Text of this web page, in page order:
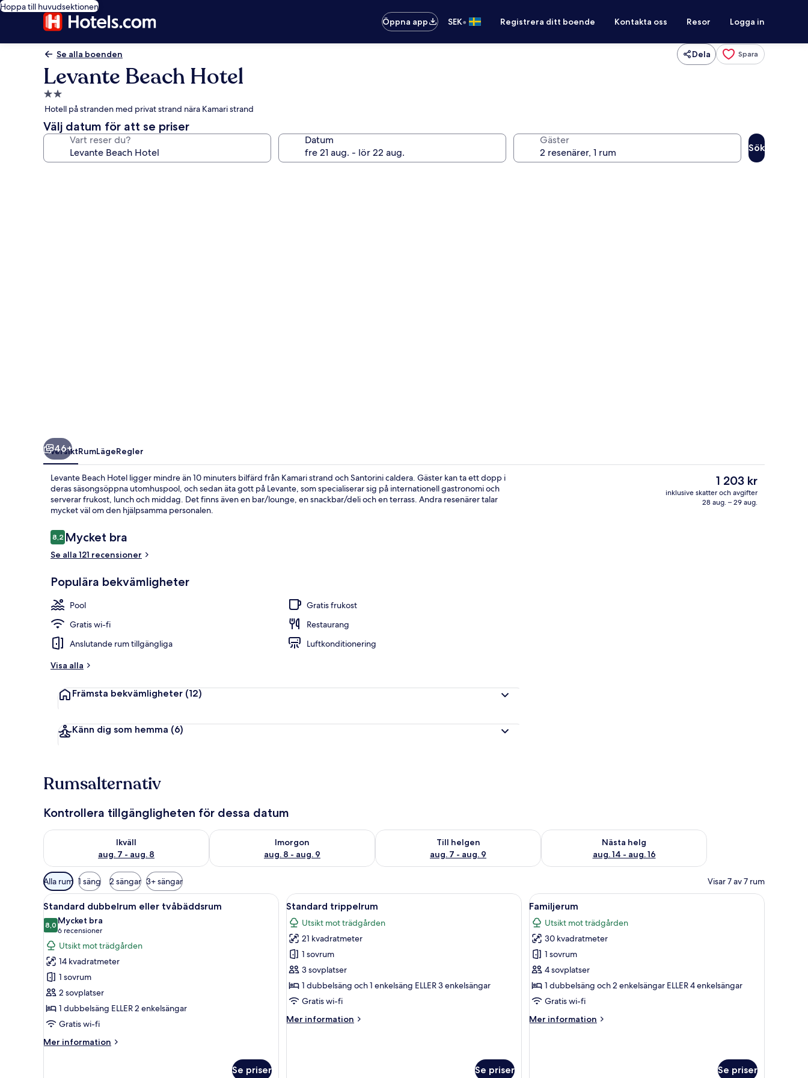
Hoppa till huvudsektionen
Öppna app
SEK• Registrera ditt boende Kontakta oss Resor Logga in
Se alla boenden Dela Spara
Levante Beach Hotel
2.0-
stjärnigt
boende
Hotell på stranden med privat strand nära Kamari strand
Välj datum för att se priser
Vart reser du? Datum Gäster
Sök
46+
ÖversiktRumLägeRegler
Levante Beach Hotel ligger mindre än 10 minuters bilfärd från Kamari strand och Santorini caldera. Gäster kan ta ett dopp i
deras säsongsöppna utomhuspool, och sedan äta gott på Levante, som specialiserar sig på internationell gastronomi och
serverar frukost, lunch och middag. Det finns även en bar/lounge, en snackbar/deli och en terrass. Andra resenärer talar
mycket väl om den hjälpsamma personalen.
Recensioner
8,28,2 av 10,
Mycket bra
Se alla 121 recensioner
Populära bekvämligheter
Pool
Gratis frukost
Gratis wi-fi
Restaurang
Anslutande rum tillgängliga
Luftkonditionering
Visa alla
Främsta bekvämligheter (12)
Känn dig som hemma (6)
Det
nuvarande
priset
1 203 kr
inklusive skatter och avgifter
28 aug. – 29 aug.
Rumsalternativ
Kontrollera tillgängligheten för dessa datum
Ikväll
aug. 7 - aug. 8
Kontrollera tillgängligheten för ikväll aug. 7 - aug. 8
Imorgon
aug. 8 - aug. 9
Kontrollera tillgängligheten för imorgon aug. 8 - aug. 9
Till helgen
aug. 7 - aug. 9
Kontrollera tillgängligheten för den här helgen aug. 7 - aug. 9
Nästa helg
aug. 14 - aug. 16
Kontrollera tillgängligheten för nästa helg aug. 14 - aug. 16
Tillgängliga
filter
för
rum
Alla rum 1 säng 2 sängar 3+ sängar Visar 7 av 7 rum
Öppna
alla
foton
för
Standard
dubbelrum
eller
tvåbäddsrum
En snyggt bäddad säng med kuddar, ett sängbord med en lampa, en träbänk, ett litet träskåp och en tv på ett stativ.
6
Standard dubbelrum eller tvåbäddsrum
8,08,0 av 10
Mycket bra
6 recensioner
(6 recensioner)
Utsikt mot trädgården
14 kvadratmeter
1 sovrum
2 sovplatser
1 dubbelsäng ELLER 2 enkelsängar
Gratis wi-fi
Mer information
Mer
Se priser
Öppna
alla
foton
för
Standard
trippelrum
Ett dubbelrum med två sängar i trä, båda med vita sängkläder och kuddar, ett nattduksbord med en vas med
3
Standard trippelrum
Utsikt mot trädgården
21 kvadratmeter
1 sovrum
3 sovplatser
1 dubbelsäng och 1 enkelsäng ELLER 3 enkelsängar
Gratis wi-fi
Mer information
Mer
Se priser
Öppna
alla
foton
för
Familjerum
Ett rum med två sängar, ett litet bord med
4
Familjerum
Utsikt mot trädgården
30 kvadratmeter
1 sovrum
4 sovplatser
1 dubbelsäng och 2 enkelsängar ELLER 4 enkelsängar
Gratis wi-fi
Mer information
Mer
Se priser